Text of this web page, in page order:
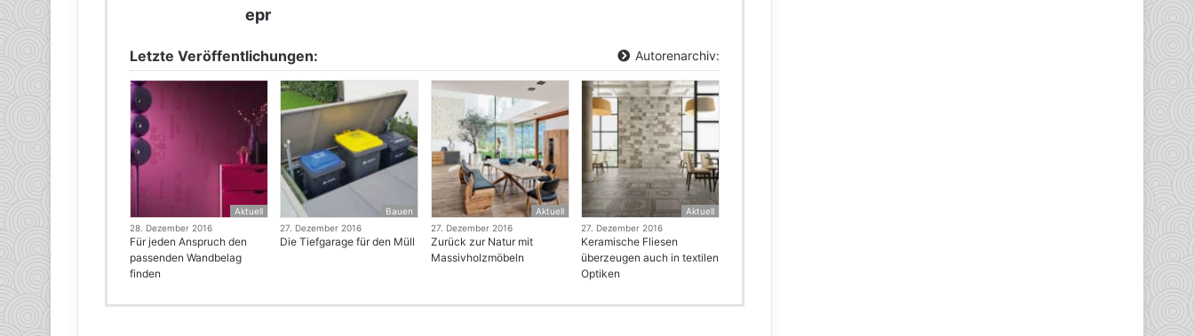
epr
Letzte Veröffentlichungen: Autorenarchiv:
Aktuell
28. Dezember 2016
Für jeden Anspruch den
passenden Wandbelag
finden
Bauen
27. Dezember 2016
Die Tiefgarage für den Müll
Aktuell
27. Dezember 2016
Zurück zur Natur mit
Massivholzmöbeln
Aktuell
27. Dezember 2016
Keramische Fliesen
überzeugen auch in textilen
Optiken